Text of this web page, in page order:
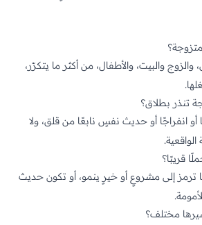
والزوج والبيت، والأطفال، من أكثر ما يتكرّر،
تنذر بطلاق؟
أو انفراجًا أو حديث نفسٍ نابعًا من قلق، ولا
قريبًا؟
ترمز إلى مشروعٍ أو خيرٍ ينمو، أو تكون حديث
مختلف؟